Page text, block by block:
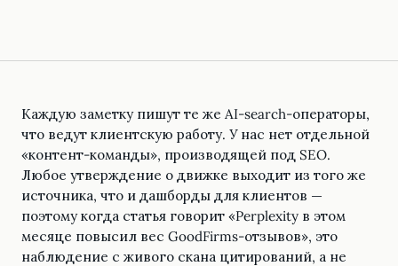
Каждую заметку пишут те же AI-search-операторы,
что ведут клиентскую работу. У нас нет отдельной
«контент-команды», производящей под SEO.
Любое утверждение о движке выходит из того же
источника, что и дашборды для клиентов —
поэтому когда статья говорит «Perplexity в этом
месяце повысил вес GoodFirms-отзывов», это
наблюдение с живого скана цитирований, а не